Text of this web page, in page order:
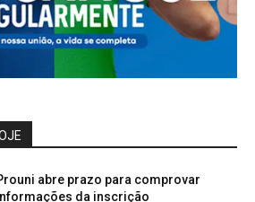
abre prazo para comprovar
da inscrição